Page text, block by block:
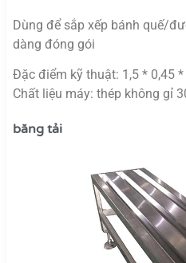
Dùng để sắp xếp bánh quế/
dàng đóng gói
Đặc điểm kỹ thuật: 1,5 * 0,45 *
Chất liệu máy: thép không gỉ
băng tải